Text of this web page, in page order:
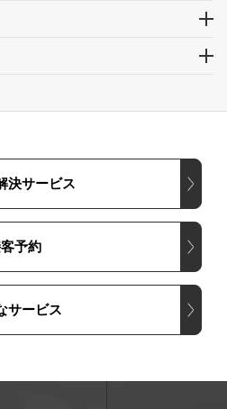
決サービス
予約
サービス